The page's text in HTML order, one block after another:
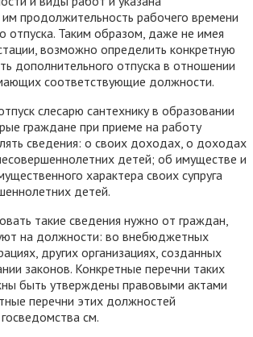
продолжительность рабочего времени
отпуска. Таким образом, даже не имея
возможно определить конкретную
дополнительного отпуска в отношении
соответствующие должности.
слесарю сантехнику в образовании
граждане при приеме на работу
сведения: о своих доходах, о доходах
детей; об имуществе и
характера своих супруга
детей.
такие сведения нужно от граждан,
на должности: во внебюджетных
других организациях, созданных
законов. Конкретные перечни таких
быть утверждены правовыми актами
перечни этих должностей
см.